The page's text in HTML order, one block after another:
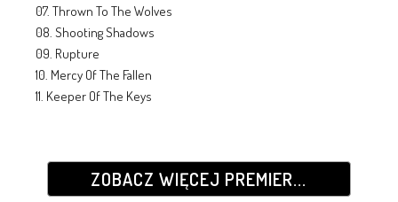
07. Thrown To The Wolves
08. Shooting Shadows
09. Rupture
10. Mercy Of The Fallen
11. Keeper Of The Keys
ZOBACZ WIĘCEJ PREMIER...